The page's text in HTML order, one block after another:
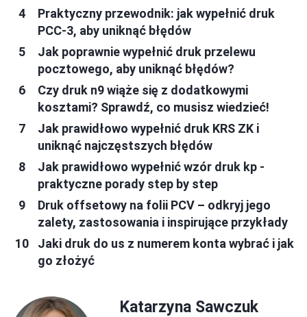
Praktyczny przewodnik: jak wypełnić druk
PCC-3, aby uniknąć błędów
Jak poprawnie wypełnić druk przelewu
pocztowego, aby uniknąć błędów?
Czy druk n9 wiąże się z dodatkowymi
kosztami? Sprawdź, co musisz wiedzieć!
Jak prawidłowo wypełnić druk KRS ZK i
uniknąć najczęstszych błędów
Jak prawidłowo wypełnić wzór druk kp -
praktyczne porady step by step
Druk offsetowy na folii PCV – odkryj jego
zalety, zastosowania i inspirujące przykłady
Jaki druk do us z numerem konta wybrać i jak
go złożyć
Katarzyna Sawczuk